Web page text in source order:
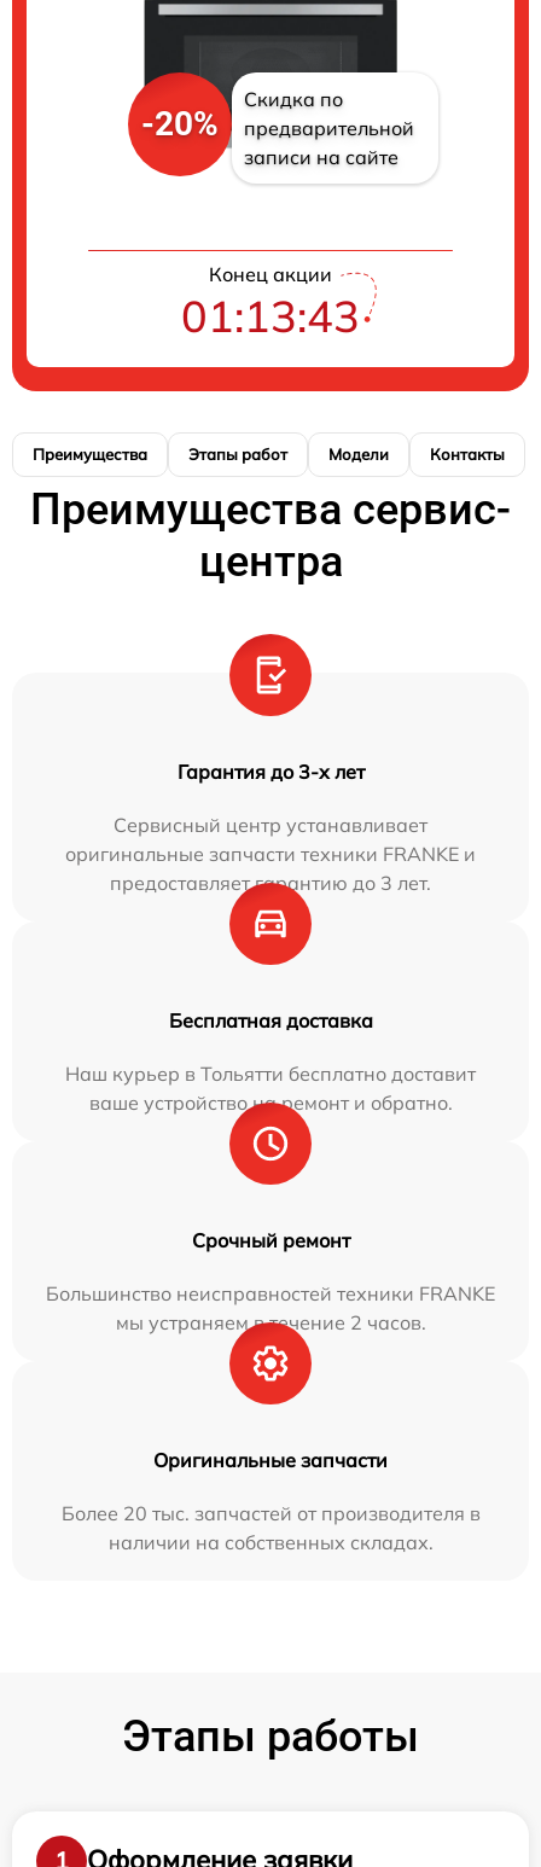
-20%
Скидка по
предварительной
записи на сайте
Конец акции
01:13:42
Преимущества Этапы работ Модели Контакты
Преимущества сервис-
центра
Гарантия до 3-х лет
Сервисный центр устанавливает
оригинальные запчасти техники FRANKE и
предоставляет гарантию до 3 лет.
Бесплатная доставка
Наш курьер в Тольятти бесплатно доставит
ваше устройство на ремонт и обратно.
Срочный ремонт
Большинство неисправностей техники FRANKE
мы устраняем в течение 2 часов.
Оригинальные запчасти
Более 20 тыс. запчастей от производителя в
наличии на собственных складах.
Этапы работы
1 Оформление заявки